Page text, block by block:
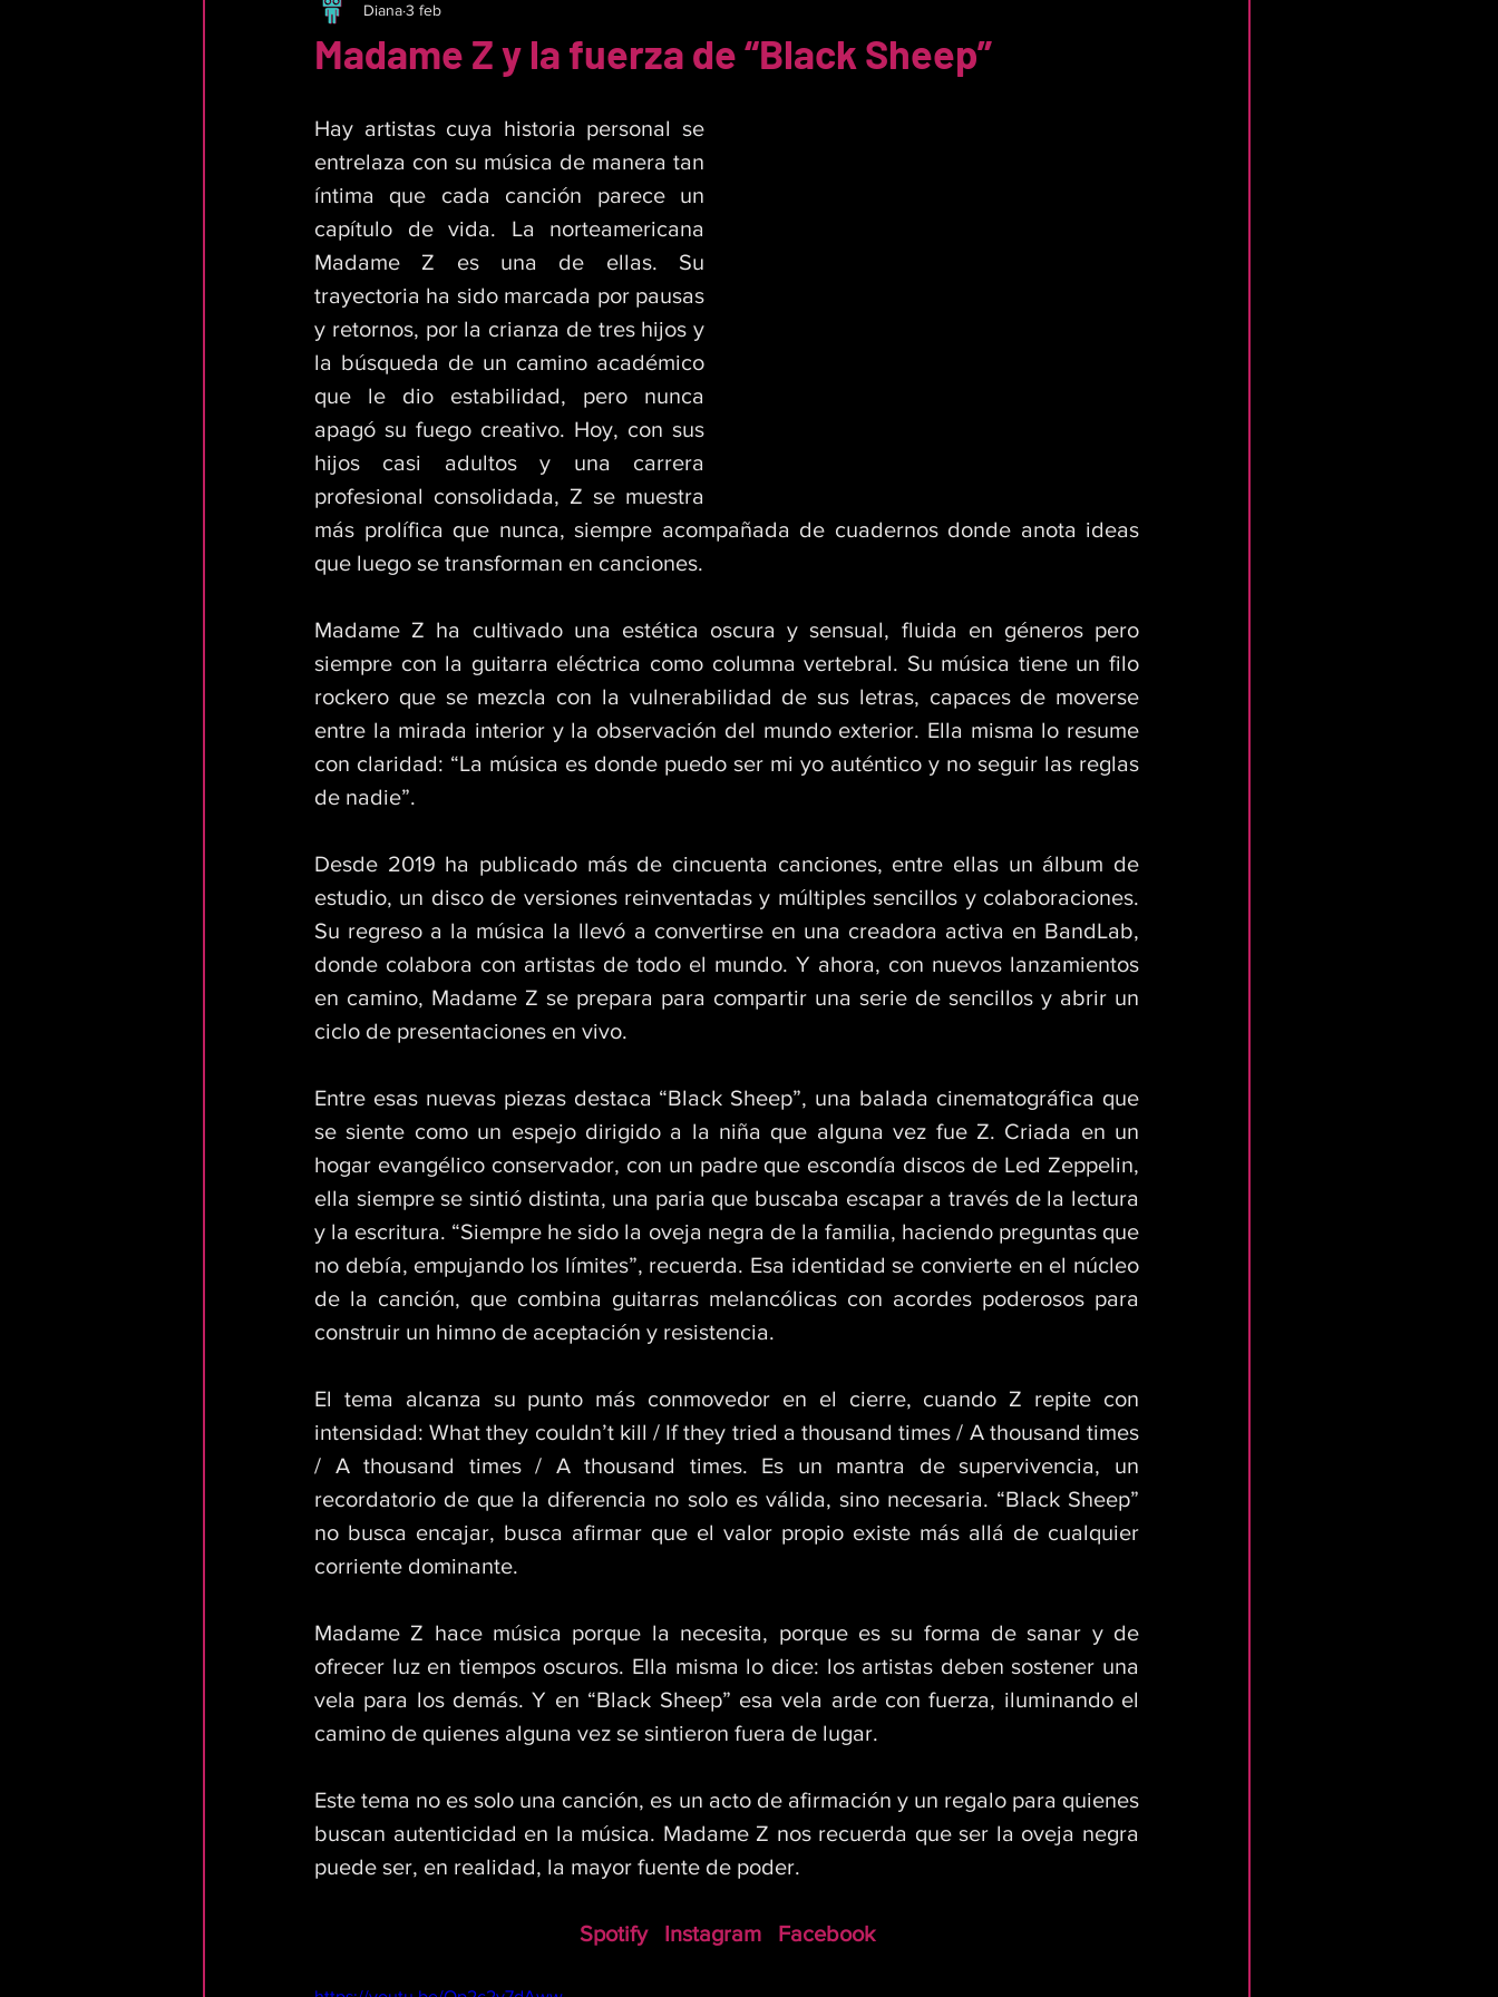
Madame Z y la fuerza de “Black Sheep”
Diana3 feb
Hay artistas cuya historia personal se
entrelaza con su música de manera tan
íntima que cada canción parece un
capítulo de vida. La norteamericana
Madame Z es una de ellas. Su
trayectoria ha sido marcada por pausas
y retornos, por la crianza de tres hijos y
la búsqueda de un camino académico
que le dio estabilidad, pero nunca
apagó su fuego creativo. Hoy, con sus
hijos casi adultos y una carrera
profesional consolidada, Z se muestra
más prolífica que nunca, siempre acompañada de cuadernos donde anota ideas
que luego se transforman en canciones.
Madame Z ha cultivado una estética oscura y sensual, fluida en géneros pero
siempre con la guitarra eléctrica como columna vertebral. Su música tiene un filo
rockero que se mezcla con la vulnerabilidad de sus letras, capaces de moverse
entre la mirada interior y la observación del mundo exterior. Ella misma lo resume
con claridad: “La música es donde puedo ser mi yo auténtico y no seguir las reglas
de nadie”.
Desde 2019 ha publicado más de cincuenta canciones, entre ellas un álbum de
estudio, un disco de versiones reinventadas y múltiples sencillos y colaboraciones.
Su regreso a la música la llevó a convertirse en una creadora activa en BandLab,
donde colabora con artistas de todo el mundo. Y ahora, con nuevos lanzamientos
en camino, Madame Z se prepara para compartir una serie de sencillos y abrir un
ciclo de presentaciones en vivo.
Entre esas nuevas piezas destaca “Black Sheep”, una balada cinematográfica que
se siente como un espejo dirigido a la niña que alguna vez fue Z. Criada en un
hogar evangélico conservador, con un padre que escondía discos de Led Zeppelin,
ella siempre se sintió distinta, una paria que buscaba escapar a través de la lectura
y la escritura. “Siempre he sido la oveja negra de la familia, haciendo preguntas que
no debía, empujando los límites”, recuerda. Esa identidad se convierte en el núcleo
de la canción, que combina guitarras melancólicas con acordes poderosos para
construir un himno de aceptación y resistencia.
El tema alcanza su punto más conmovedor en el cierre, cuando Z repite con
intensidad: What they couldn’t kill / If they tried a thousand times / A thousand times
/ A thousand times / A thousand times. Es un mantra de supervivencia, un
recordatorio de que la diferencia no solo es válida, sino necesaria. “Black Sheep”
no busca encajar, busca afirmar que el valor propio existe más allá de cualquier
corriente dominante.
Madame Z hace música porque la necesita, porque es su forma de sanar y de
ofrecer luz en tiempos oscuros. Ella misma lo dice: los artistas deben sostener una
vela para los demás. Y en “Black Sheep” esa vela arde con fuerza, iluminando el
camino de quienes alguna vez se sintieron fuera de lugar.
Este tema no es solo una canción, es un acto de afirmación y un regalo para quienes
buscan autenticidad en la música. Madame Z nos recuerda que ser la oveja negra
puede ser, en realidad, la mayor fuente de poder.
Spotify Instagram Facebook